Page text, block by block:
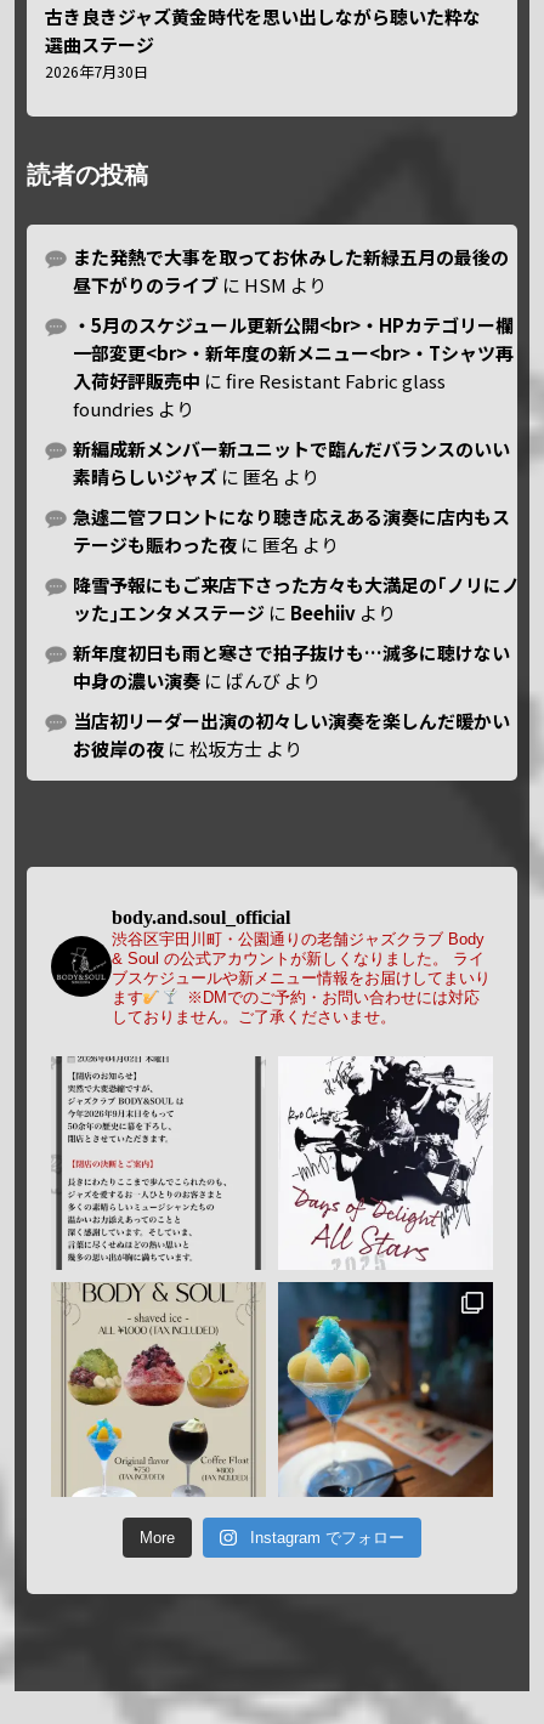
古き良きジャズ黄金時代を思い出しながら聴いた粋な
選曲ステージ
2026年7月30日
読者の投稿
また発熱で大事を取ってお休みした新緑五月の最後の
昼下がりのライブ に HSM より
・5月のスケジュール更新公開<br>・HPカテゴリー欄
一部変更<br>・新年度の新メニュー<br>・Tシャツ再
入荷好評販売中 にfire Resistant Fabric glass
foundries より
新編成新メンバー新ユニットで臨んだバランスのいい
素晴らしいジャズ に 匿名 より
急遽二管フロントになり聴き応えある演奏に店内もス
テージも賑わった夜 に 匿名 より
降雪予報にもご来店下さった方々も大満足の｢ノリにノ
ッた｣エンタメステージ に Beehiiv より
新年度初日も雨と寒さで拍子抜けも…滅多に聴けない
中身の濃い演奏 に ばんび より
当店初リーダー出演の初々しい演奏を楽しんだ暖かい
お彼岸の夜 に松坂方士 より
body.and.soul_official
渋谷区宇田川町・公園通りの老舗ジャズクラブ Body
& Soul の公式アカウントが新しくなりました。
ライ
ブスケジュールや新メニュー情報をお届けしてまいり
ます
※DMでのご予約・お問い合わせには対応
しておりません。ご了承くださいませ。
More Instagram でフォロー